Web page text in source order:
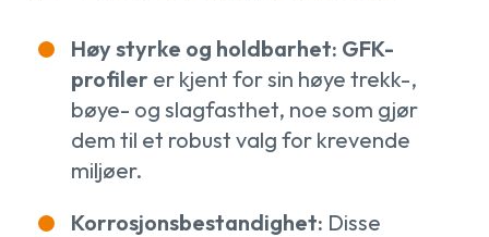
Høy styrke og holdbarhet: GFK-
profiler er kjent for sin høye trekk-,
bøye- og slagfasthet, noe som gjør
dem til et robust valg for krevende
miljøer.
Korrosjonsbestandighet: Disse